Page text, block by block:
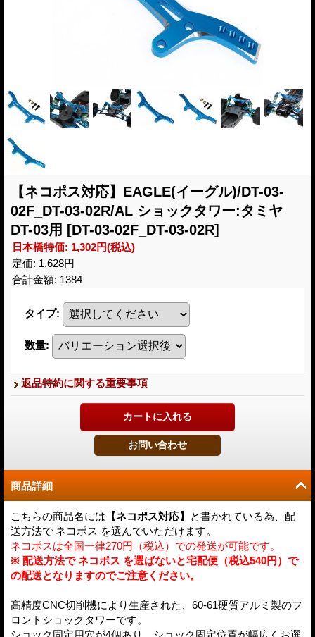
【ネコポス対応】EAGLE(イーグル)/DT-03-
02F_DT-03-02R/AL ショックタワー:タミヤ
DT-03用 [DT-03-02F_DT-03-02R]
日本橋特価: 1,302円(税込)
定価: 1,628円
合計金額: 1384
タイプ:
数量:
返品特約に関する重要事項
商品詳細
こちらの商品名には 【ネコポス対応】
と書かれている為、配
送方法で ネコポス を選んでいただけます。
ネコポスは全国一律270円（税込）での発送が可能です。
※ 配送方法で ネコポス を選ばないと宅配便（税込540円）で
の配送となりますのでご注意ください。
高精度CNC切削機により生産された、60-61硬質アルミ製のフ
ロントショックタワーです。
ショック固定用穴が4個あり、ショック固定位置が幅広くお選